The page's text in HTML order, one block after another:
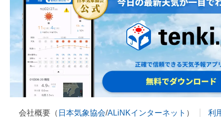
会社概要（ 日本気象協会/ALiNKインターネット ） 利